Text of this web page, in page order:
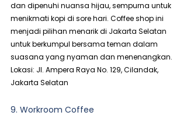
dan dipenuhi nuansa hijau, sempurna untuk
menikmati kopi di sore hari. Coffee shop ini
menjadi pilihan menarik di Jakarta Selatan
untuk berkumpul bersama teman dalam
suasana yang nyaman dan menenangkan.
Lokasi: Jl. Ampera Raya No. 129, Cilandak,
Jakarta Selatan
9. Workroom Coffee